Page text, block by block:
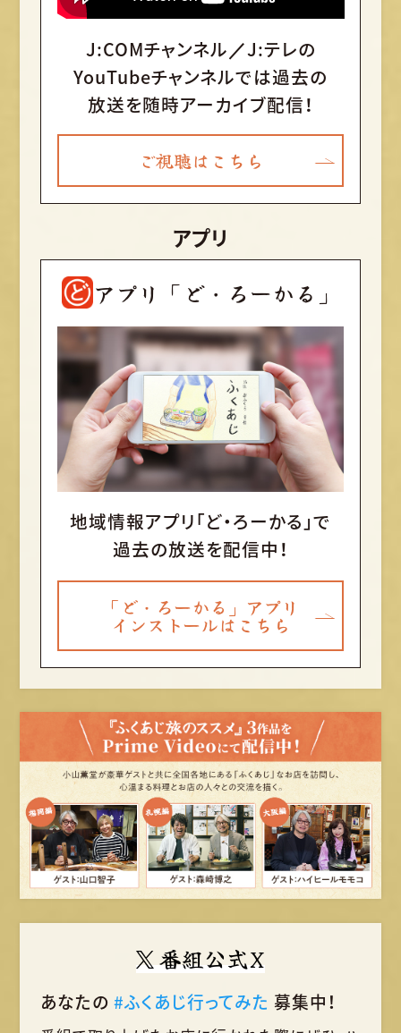
J:COMチャンネル／J:テレの
YouTubeチャンネルでは過去の
放送を随時アーカイブ配信！
ご視聴はこちら
アプリ
アプリ「ど・ろーかる」
地域情報アプリ「ど・ろーかる」で
過去の放送を配信中！
「ど・ろーかる」アプリ
インストールはこちら
番組公式X
あなたの #ふくあじ行ってみた 募集中！